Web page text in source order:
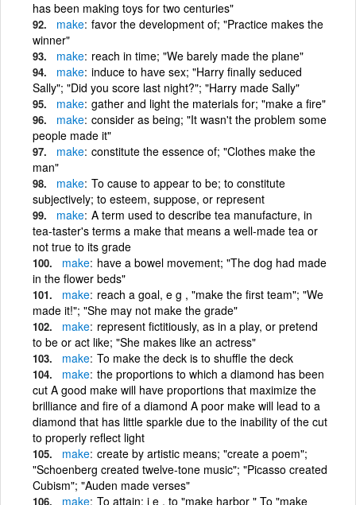
has been making toys for two centuries"
make favor the development of; "Practice makes the
winner"
make reach in time; "We barely made the plane"
make induce to have sex; "Harry finally seduced
Sally"; "Did you score last night?"; "Harry made Sally"
make gather and light the materials for; "make a fire"
make consider as being; "It wasn't the problem some
people made it"
make constitute the essence of; "Clothes make the
man"
make To cause to appear to be; to constitute
subjectively; to esteem, suppose, or represent
make A term used to describe tea manufacture, in
tea-taster's terms a make that means a well-made tea or
not true to its grade
make have a bowel movement; "The dog had made
in the flower beds"
make reach a goal, e g , "make the first team"; "We
made it!"; "She may not make the grade"
make represent fictitiously, as in a play, or pretend
to be or act like; "She makes like an actress"
make To make the deck is to shuffle the deck
make the proportions to which a diamond has been
cut A good make will have proportions that maximize the
brilliance and fire of a diamond A poor make will lead to a
diamond that has little sparkle due to the inability of the cut
to properly reflect light
make create by artistic means; "create a poem";
"Schoenberg created twelve-tone music"; "Picasso created
Cubism"; "Auden made verses"
make To attain; i e , to "make harbor " To "make